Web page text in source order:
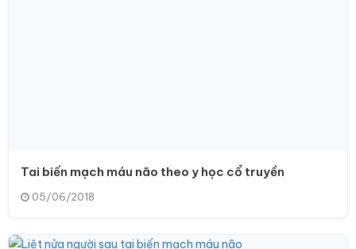
Tai biến mạch máu não theo y học cổ truyền
05/06/2018